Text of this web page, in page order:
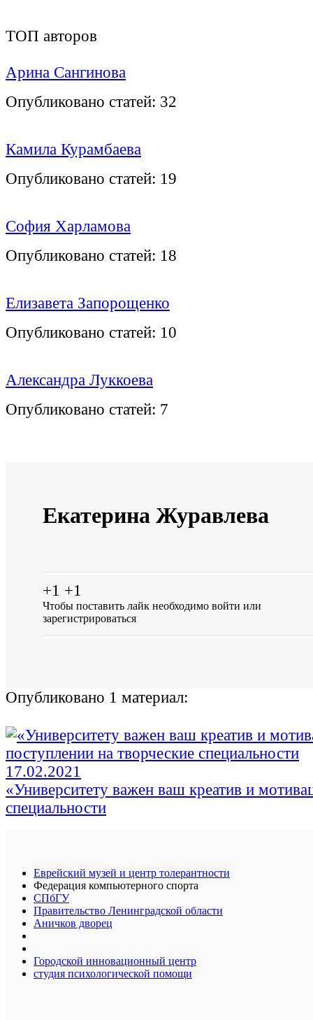
ТОП авторов
Арина Сангинова
Опубликовано статей: 32
Камила Курамбаева
Опубликовано статей: 19
София Харламова
Опубликовано статей: 18
Елизавета Запорощенко
Опубликовано статей: 10
Александра Луккоева
Опубликовано статей: 7
Екатерина Журавлева
+1 +1
Чтобы поставить лайк необходимо войти или
зарегистрироваться
Опубликовано 1 материал:
17.02.2021
«Университету важен ваш креатив и
специальности
Еврейский музей и центр толерантности
Федерация компьютерного спорта
СПбГУ
Правительство Ленинградской области
Аничков дворец
Городской инновационный центр
студия психологической помощи